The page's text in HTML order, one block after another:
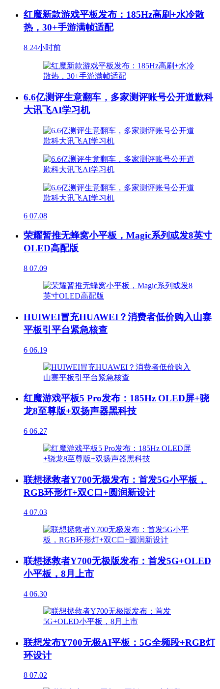
红魔新款游戏平板发布：185Hz高刷+水冷散
热，30+手游满帧适配
8 24小时前
6.6亿测评生意翻车，多家测评账号公开道歉科
大讯飞AI学习机
6 07.08
荣耀暂推无蜂窝小平板，Magic系列或发8英寸
OLED高配版
8 07.09
HUIWEI冒充HUAWEI？消费者低价购入山寨
平板引平台紧急核查
6 06.19
红魔游戏平板5 Pro发布：185Hz OLED屏+骁
龙8至尊版+双扬声器黑科技
6 06.27
联想拯救者Y700无极发布：首发5G小平板，
RGB环形灯+双C口+圆润新设计
4 07.03
联想拯救者Y700无极版发布：首发5G+OLED
小平板，8月上市
4 06.30
联想发布Y700无极AI平板：5G全频段+RGB灯
环设计
8 07.02